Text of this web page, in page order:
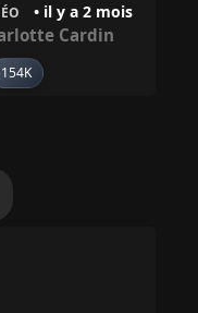
• il y a 2 mois
Cardin
154K